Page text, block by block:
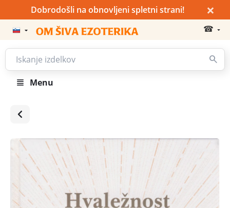
Dobrodošli na obnovljeni spletni strani! ×
☎
Menu